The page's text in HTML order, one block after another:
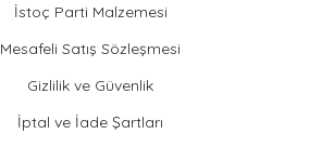
İstoç Parti Malzemesi
Mesafeli Satış Sözleşmesi
Gizlilik ve Güvenlik
İptal ve İade Şartları